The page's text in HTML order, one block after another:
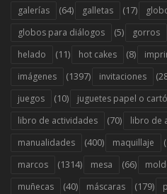
galerías (64) galletas (17)
globos para diálogos (5) gorros
helado (11) hot cakes (8)
imágenes (1397) invitaciones
juegos (10) juguetes papel o
libro de actividades (70) libro de
manualidades (400) maquillaje
marcos (1314) mesa (66)
muñecas (40) máscaras (179)